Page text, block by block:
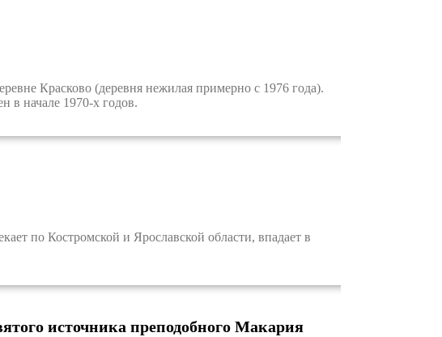
Красково (деревня нежилая примерно с 1976 года).
в начале 1970-х годов.
по Костромской и Ярославской области, впадает в
источника преподобного Макария